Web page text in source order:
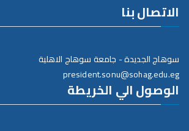
الاتصال بنا
سوهاج الجديدة - جامعة سوهاج الاهلية
president.sonu@sohag.edu.eg
الوصول الي الخريطة